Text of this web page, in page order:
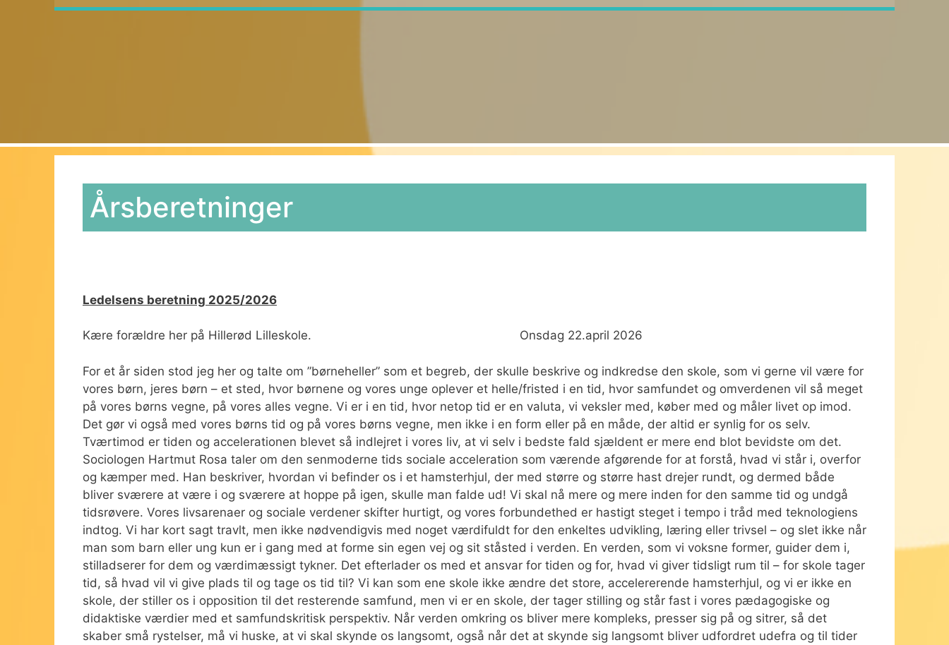
Årsberetninger
Ledelsens beretning 2025/2026
Kære forældre her på Hillerød Lilleskole. Onsdag 22.april 2026
For et år siden stod jeg her og talte om ”børneheller” som et begreb, der skulle beskrive og indkredse den skole, som vi gerne vil være for
vores børn, jeres børn – et sted, hvor børnene og vores unge oplever et helle/fristed i en tid, hvor samfundet og omverdenen vil så meget
på vores børns vegne, på vores alles vegne. Vi er i en tid, hvor netop tid er en valuta, vi veksler med, køber med og måler livet op imod.
Det gør vi også med vores børns tid og på vores børns vegne, men ikke i en form eller på en måde, der altid er synlig for os selv.
Tværtimod er tiden og accelerationen blevet så indlejret i vores liv, at vi selv i bedste fald sjældent er mere end blot bevidste om det.
Sociologen Hartmut Rosa taler om den senmoderne tids sociale acceleration som værende afgørende for at forstå, hvad vi står i, overfor
og kæmper med. Han beskriver, hvordan vi befinder os i et hamsterhjul, der med større og større hast drejer rundt, og dermed både
bliver sværere at være i og sværere at hoppe på igen, skulle man falde ud! Vi skal nå mere og mere inden for den samme tid og undgå
tidsrøvere. Vores livsarenaer og sociale verdener skifter hurtigt, og vores forbundethed er hastigt steget i tempo i tråd med teknologiens
indtog. Vi har kort sagt travlt, men ikke nødvendigvis med noget værdifuldt for den enkeltes udvikling, læring eller trivsel – og slet ikke når
man som barn eller ung kun er i gang med at forme sin egen vej og sit ståsted i verden. En verden, som vi voksne former, guider dem i,
stilladserer for dem og værdimæssigt tykner. Det efterlader os med et ansvar for tiden og for, hvad vi giver tidsligt rum til – for skole tager
tid, så hvad vil vi give plads til og tage os tid til? Vi kan som ene skole ikke ændre det store, accelererende hamsterhjul, og vi er ikke en
skole, der stiller os i opposition til det resterende samfund, men vi er en skole, der tager stilling og står fast i vores pædagogiske og
didaktiske værdier med et samfundskritisk perspektiv. Når verden omkring os bliver mere kompleks, presser sig på og sitrer, så det
skaber små rystelser, må vi huske, at vi skal skynde os langsomt, også når det at skynde sig langsomt bliver udfordret udefra og til tider